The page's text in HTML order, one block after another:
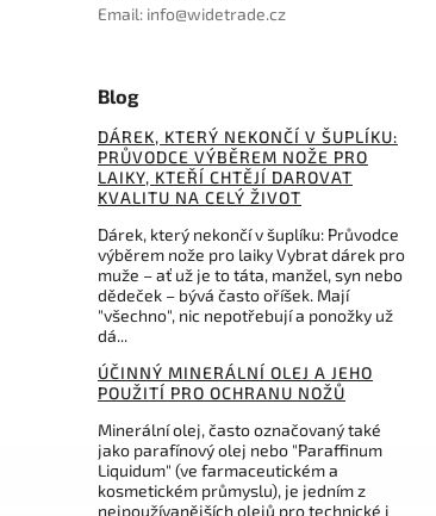
Email: info@widetrade.cz
Blog
DÁREK, KTERÝ NEKONČÍ V ŠUPLÍKU:
PRŮVODCE VÝBĚREM NOŽE PRO
LAIKY, KTEŘÍ CHTĚJÍ DAROVAT
KVALITU NA CELÝ ŽIVOT
Dárek, který nekončí v šuplíku: Průvodce
výběrem nože pro laiky Vybrat dárek pro
muže – ať už je to táta, manžel, syn nebo
dědeček – bývá často oříšek. Mají
"všechno", nic nepotřebují a ponožky už
dá...
ÚČINNÝ MINERÁLNÍ OLEJ A JEHO
POUŽITÍ PRO OCHRANU NOŽŮ
Minerální olej, často označovaný také
jako parafínový olej nebo "Paraffinum
Liquidum" (ve farmaceutickém a
kosmetickém průmyslu), je jedním z
nejpoužívanějších olejů pro technické i
Lansky Nylon Sheath